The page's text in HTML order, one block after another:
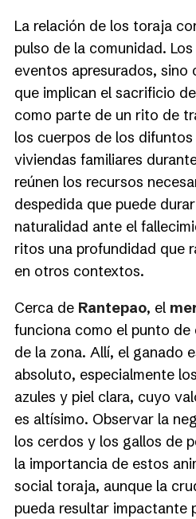
La relación de los toraja
pulso de la comunidad.
eventos apresurados, sino
que implican el sacrificio
como parte de un rito de
los cuerpos de los
viviendas familiares
reúnen los recursos
despedida que puede
naturalidad ante el
ritos una profundidad que
en otros contextos.
Cerca de Rantepao, el
funciona como el punto
de la zona. Allí, el ganado
absoluto, especialmente
azules y piel clara, cuyo
es altísimo. Observar la
los cerdos y los gallos de
la importancia de estos
social toraja, aunque la
pueda resultar impactante